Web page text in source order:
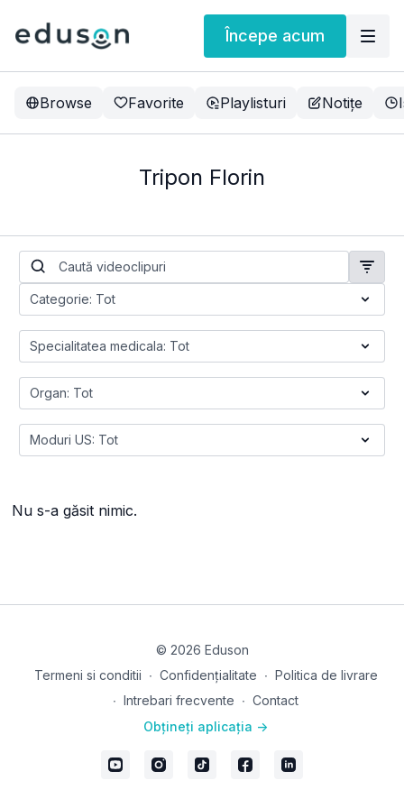
Începe acum
Browse Favorite Playlisturi Notițe
Tripon Florin
Nu s-a găsit nimic.
© 2026 Eduson
Termeni si conditii ∙ Confidențialitate ∙ Politica de livrare
∙ Intrebari frecvente ∙ Contact
Obțineți aplicația ->